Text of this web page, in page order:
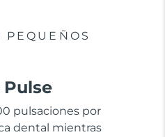
pulsaciones por
dental mientras